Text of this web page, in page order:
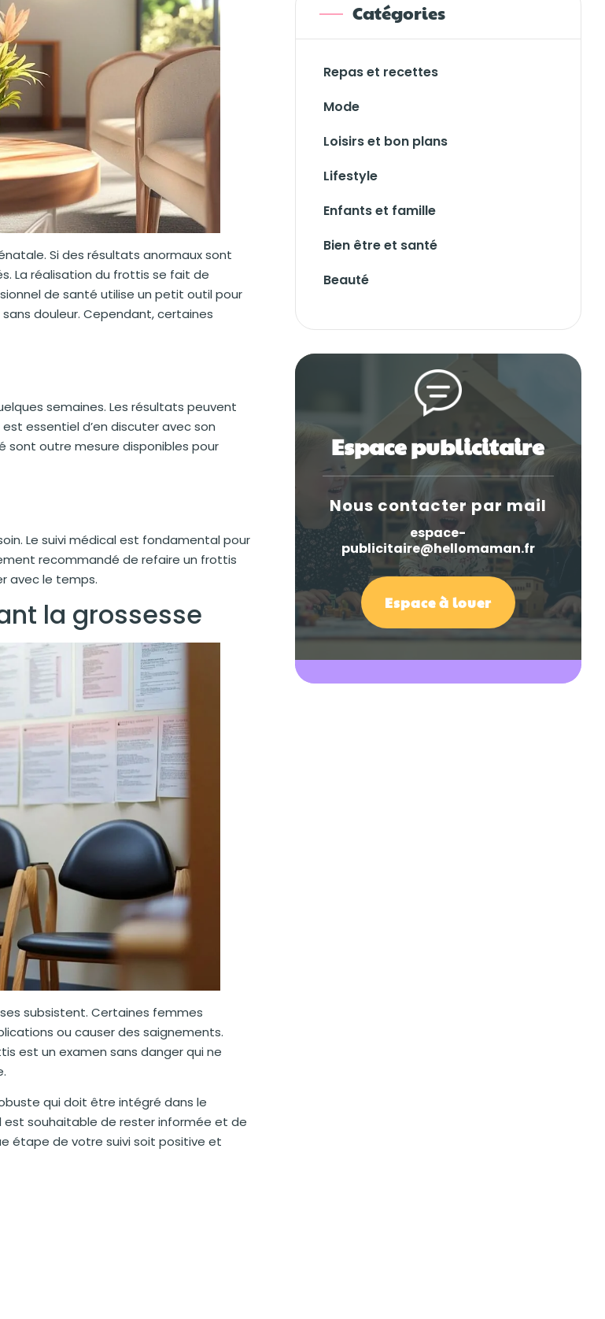
Si des résultats anormaux sont
La réalisation du frottis se fait de
de santé utilise un petit outil pour
douleur. Cependant, certaines
semaines. Les résultats peuvent
essentiel d’en discuter avec son
sont outre mesure disponibles pour
Le suivi médical est fondamental pour
recommandé de refaire un frottis
avec le temps.
la grossesse
subsistent. Certaines femmes
ou causer des saignements.
est un examen sans danger qui ne
qui doit être intégré dans le
est souhaitable de rester informée et de
étape de votre suivi soit positive et
Catégories
Repas et recettes
Mode
Loisirs et bon plans
Lifestyle
Enfants et famille
Bien être et santé
Beauté
Espace publicitaire
Nous contacter par mail
espace-
publicitaire@hellomaman.fr
Espace à louer